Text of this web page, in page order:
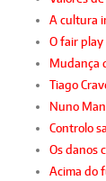
A cultura
O fair play
Mudança
Tiago
Nuno
Controlo
Os danos
Acima do